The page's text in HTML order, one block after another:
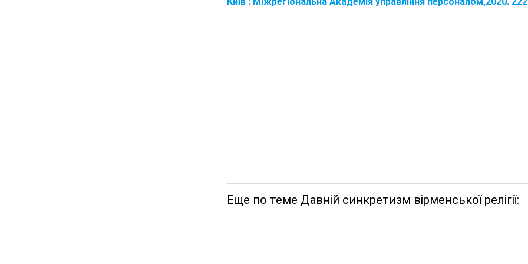
Еще по теме Давній синкретизм вірменської релігії: